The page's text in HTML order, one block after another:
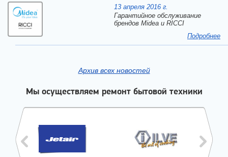
13 апреля 2016 г.
Гарантийное обслуживание
брендов Midea и RICCI
Подробнее
Архив всех новостей
Мы осуществляем ремонт бытовой техники